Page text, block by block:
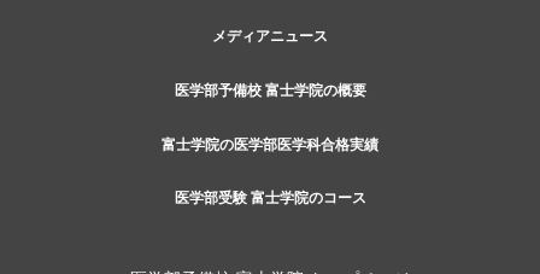
メディアニュース
医学部予備校 富士学院の概要
富士学院の医学部医学科合格実績
医学部受験 富士学院のコース